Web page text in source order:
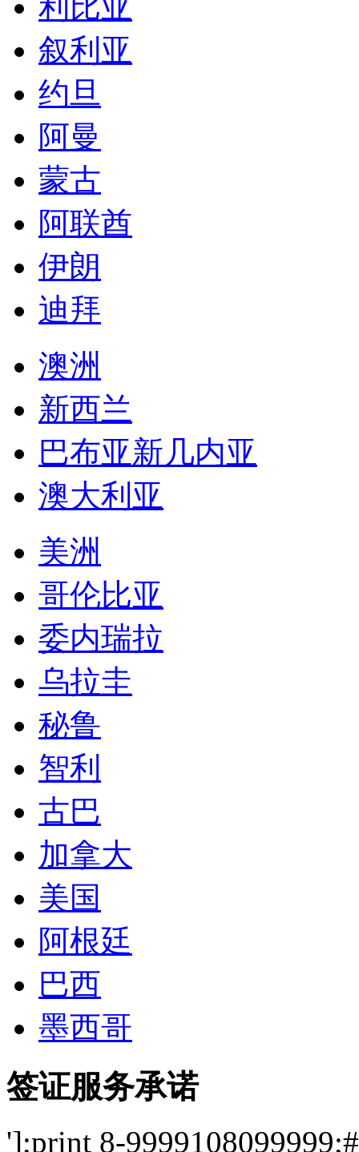
塔吉克斯坦
吉尔吉斯斯坦
沙特
利比亚
叙利亚
约旦
阿曼
蒙古
阿联酋
伊朗
迪拜
澳洲
新西兰
巴布亚新几内亚
澳大利亚
美洲
哥伦比亚
委内瑞拉
乌拉圭
秘鲁
智利
古巴
加拿大
美国
阿根廷
巴西